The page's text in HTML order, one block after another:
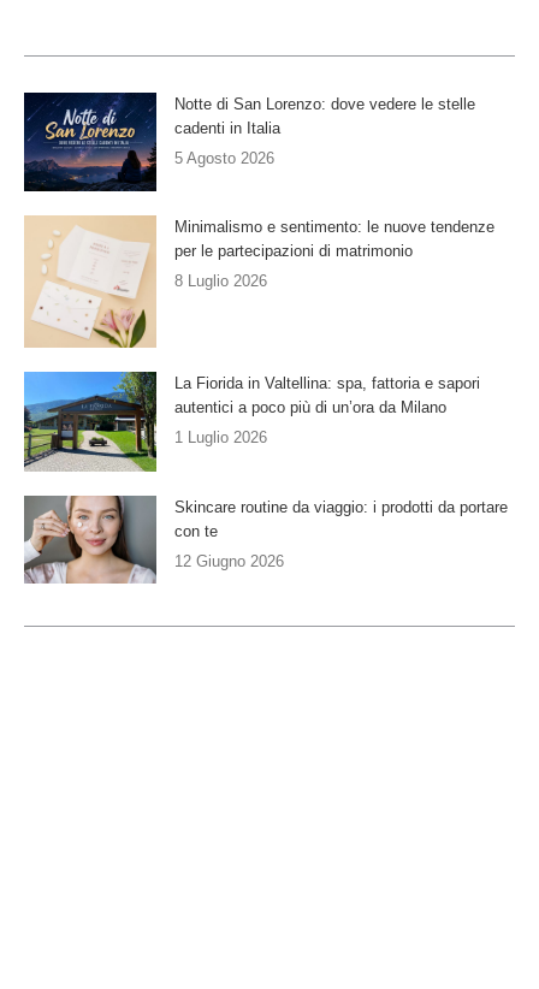
Notte di San Lorenzo: dove vedere le stelle
cadenti in Italia
5 Agosto 2026
Minimalismo e sentimento: le nuove tendenze
per le partecipazioni di matrimonio
8 Luglio 2026
La Fiorida in Valtellina: spa, fattoria e sapori
autentici a poco più di un’ora da Milano
1 Luglio 2026
Skincare routine da viaggio: i prodotti da portare
con te
12 Giugno 2026